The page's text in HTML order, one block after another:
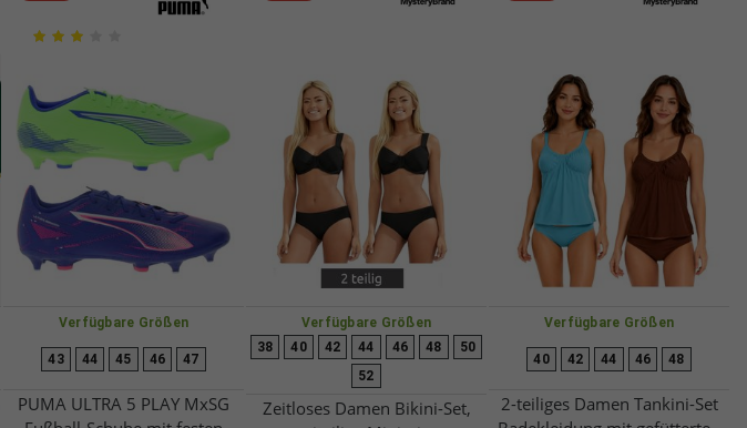
Verfügbare Größen
43 44 45 46 47
PUMA ULTRA 5 PLAY MxSG
Verfügbare Größen
38
40 42 44 46 48
50
52
Zeitloses Damen Bikini-Set,
Verfügbare Größen
40 42 44 46 48
2-teiliges Damen Tankini-Set